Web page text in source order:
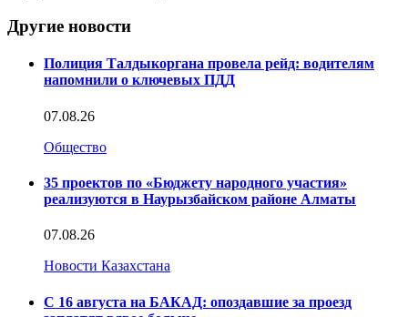
Другие новости
Полиция Талдыкоргана провела рейд: водителям
напомнили о ключевых ПДД
07.08.26
Общество
35 проектов по «Бюджету народного участия»
реализуются в Наурызбайском районе Алматы
07.08.26
Новости Казахстана
С 16 августа на БАКАД: опоздавшие за проезд